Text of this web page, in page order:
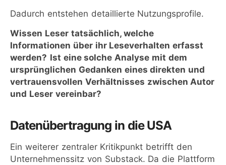
Dadurch entstehen detaillierte Nutzungsprofile.
Wissen Leser tatsächlich, welche
Informationen über ihr Leseverhalten erfasst
werden? Ist eine solche Analyse mit dem
ursprünglichen Gedanken eines direkten und
vertrauensvollen Verhältnisses zwischen Autor
und Leser vereinbar?
Datenübertragung in die USA
Ein weiterer zentraler Kritikpunkt betrifft den
Unternehmenssitz von Substack. Da die Plattform